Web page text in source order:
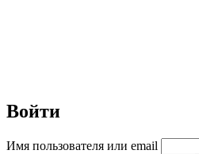
Войти
Имя пользователя или email